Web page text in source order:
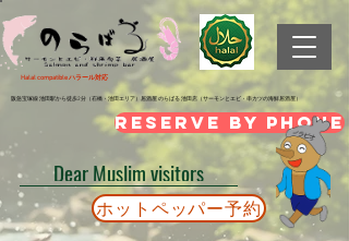
Halal compatible ハラール対応
阪急宝塚線 池田駅から徒歩2分（石橋・池田エリア）居酒屋 のらばる 池田店（サーモンとエビ・串カツの海鮮居酒屋）
Reserve by phone
Dear Muslim visitors
ホットペッパー予約